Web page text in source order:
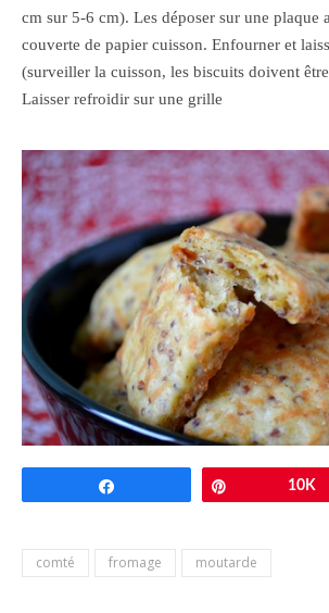
cm sur 5-6 cm). Les déposer sur une plaque
couverte de papier cuisson. Enfourner et
(surveiller la cuisson, les biscuits doivent
Laisser refroidir sur une grille
Épingle10K
comté fromage moutarde